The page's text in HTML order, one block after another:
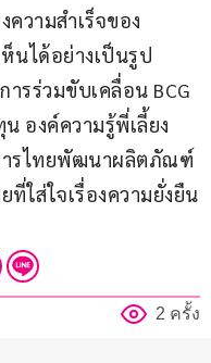
วามสำเร็จของ
นได้อย่างเป็นรูป
รร่วมขับเคลื่อน BCG
องค์ความรู้พี่เลี้ยง
ารไทยพัฒนาผลิตภัณฑ์
ใส่ใจเรื่องความยั่งยืน
2 ครั้ง